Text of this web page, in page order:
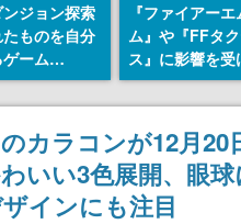
ンジョン探索
ものを自分
ーム
』が
料配布中！
2』
式リリースを
ンペーン
『ファイアー
ム』や『FFタ
ス』に影響を受
戦略RPG『
Path』2027年
へ。PC（Steam
PS5、Xbox、
けにリリース予
カラコンが12月
いい3色展開、眼
インにも注目